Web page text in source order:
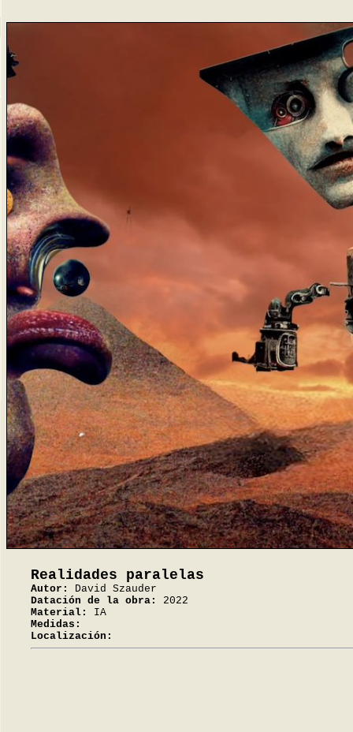
Realidades paralelas
Autor:
David Szauder
Datación de la obra:
2022
Material:
IA
Medidas:
Localización: